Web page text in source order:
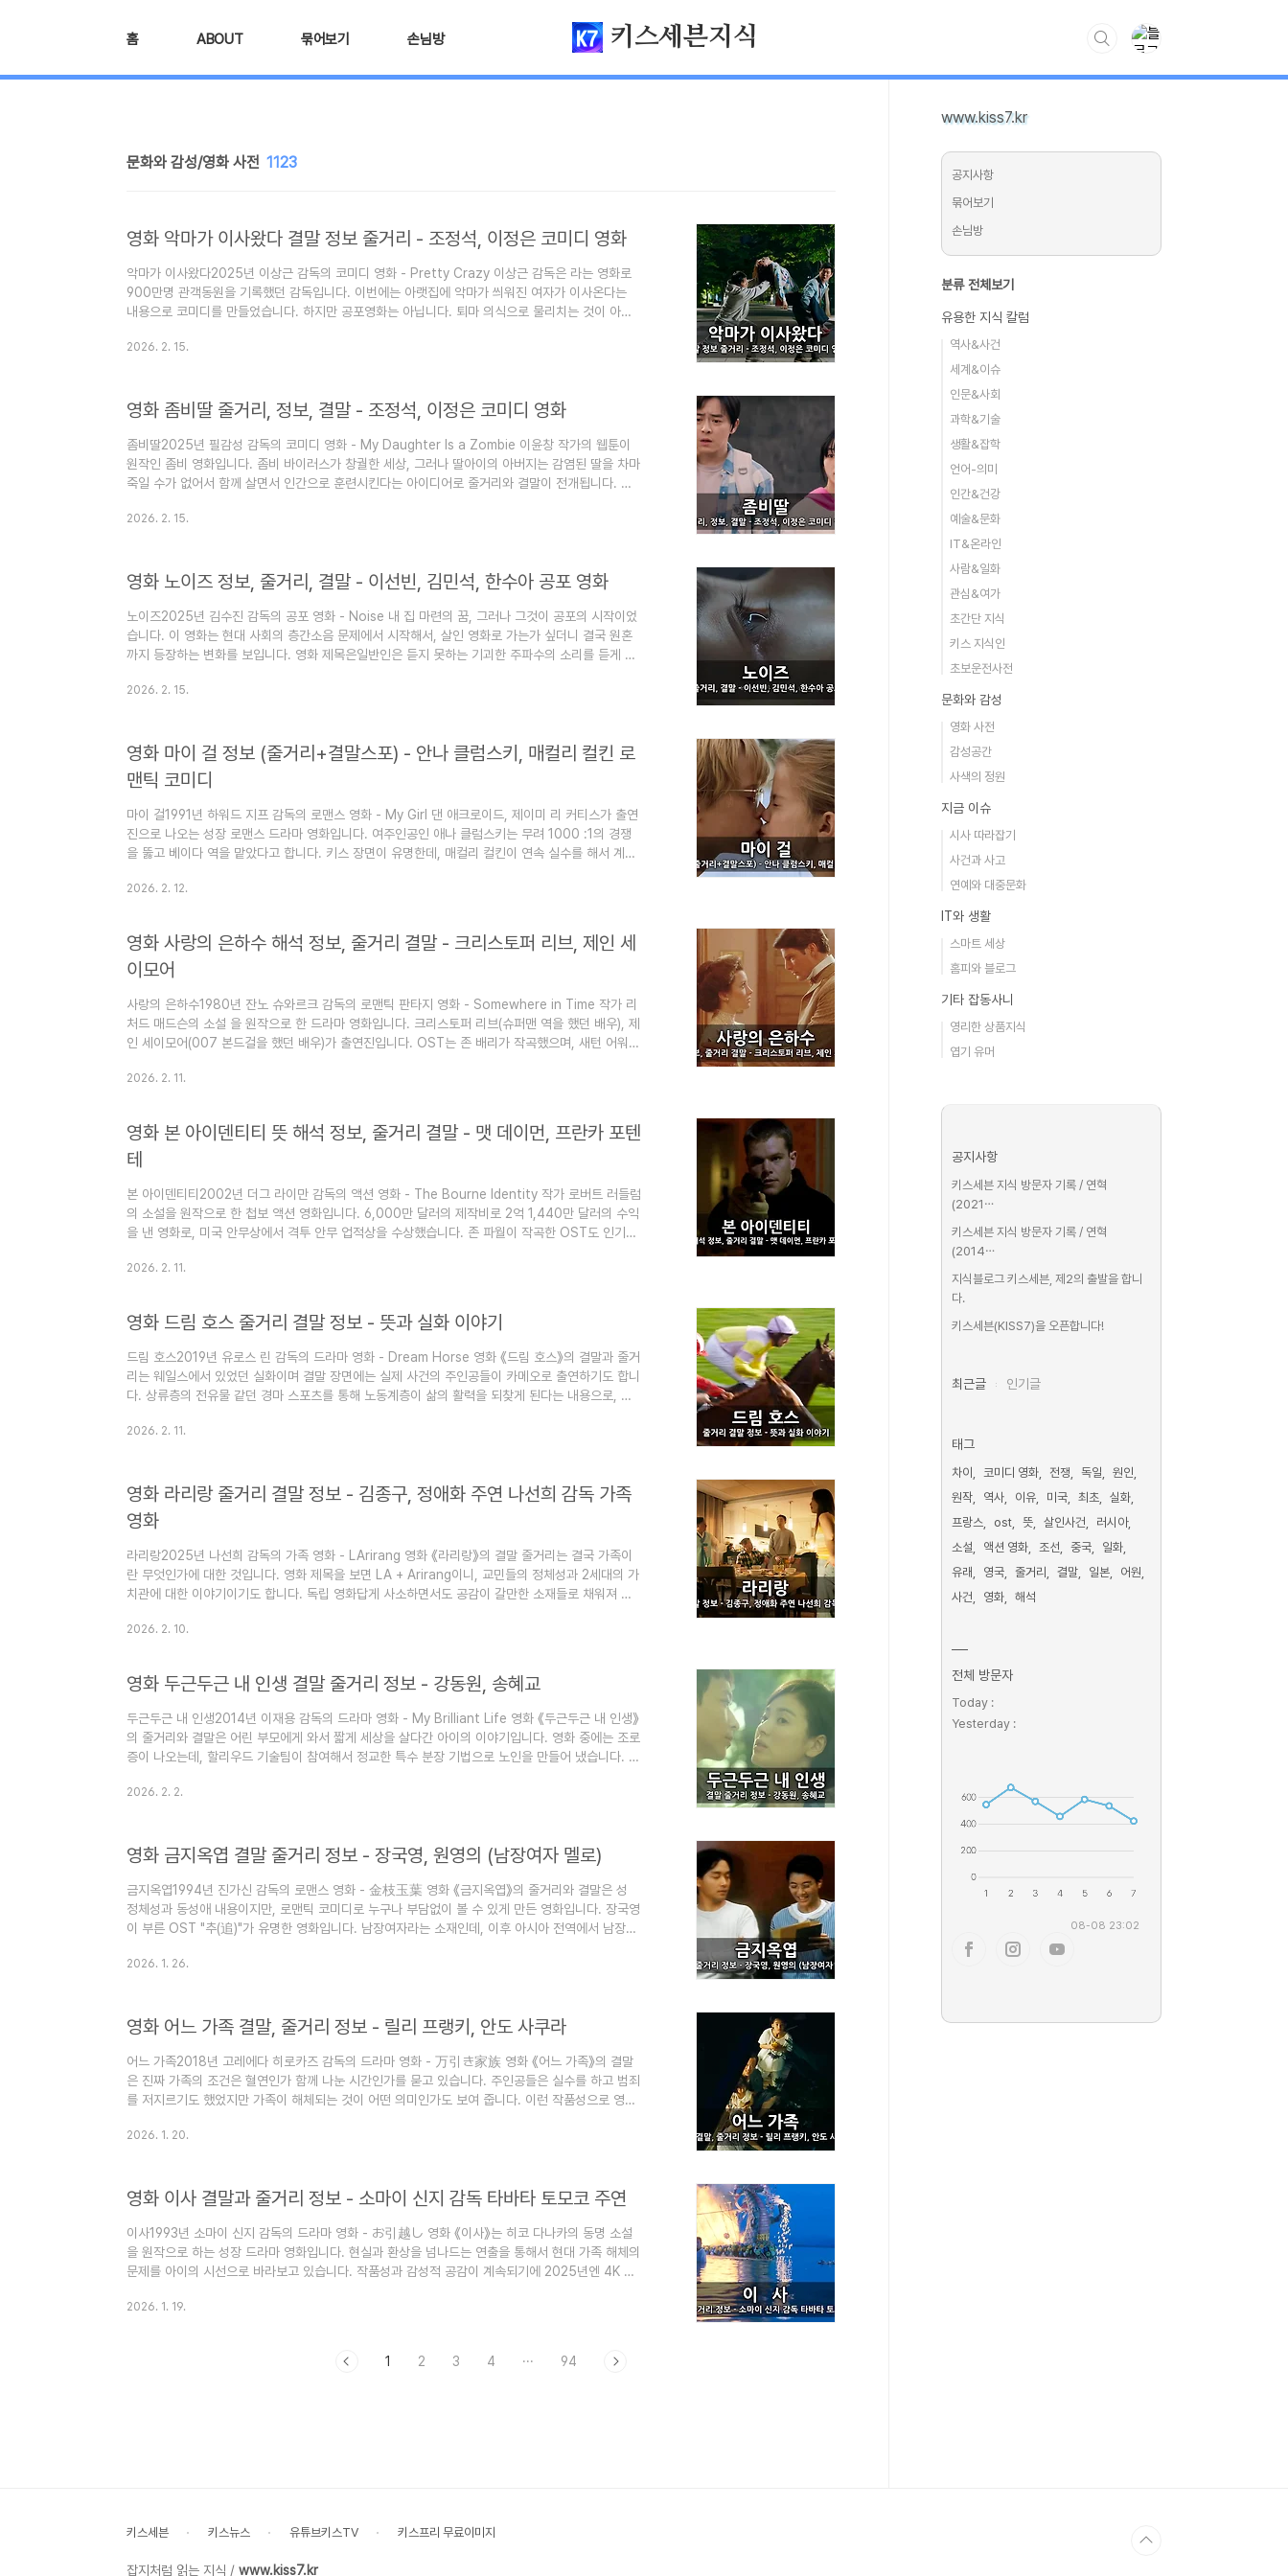
키스세븐지식
홈 ABOUT 묶어보기 손님방
문화와 감성/영화 사전 1123
영화 악마가 이사왔다 결말 정보 줄거리 - 조정석, 이정은 코미디 영화
악마가 이사왔다2025년 이상근 감독의 코미디 영화 - Pretty Crazy 이상근 감독은 라는 영화로
900만명 관객동원을 기록했던 감독입니다. 이번에는 아랫집에 악마가 씌워진 여자가 이사온다는
내용으로 코미디를 만들었습니다. 하지만 공포영화는 아닙니다. 퇴마 의식으로 물리치는 것이 아니
이 영화는 43만 명의 관객을 동원했고, 안보현은 청룡영화상 신인남우상을 타게 됩니다. (이 글은 악
이사왔다 결말 정..
2026. 2. 15.
영화 좀비딸 줄거리, 정보, 결말 - 조정석, 이정은 코미디 영화
좀비딸2025년 필감성 감독의 코미디 영화 - My Daughter Is a Zombie 이윤창 작가의 웹툰이
원작인 좀비 영화입니다. 좀비 바이러스가 창궐한 세상, 그러나 딸아이의 아버지는 감염된 딸을 차마
죽일 수가 없어서 함께 살면서 인간으로 훈련시킨다는 아이디어로 줄거리와 결말이 전개됩니다. 또
경호 출연진의 이 영화는 개봉 당시 500만 명 이상의 관객을 동원하며 큰 흥행을 기록했었습니다.
..
2026. 2. 15.
영화 노이즈 정보, 줄거리, 결말 - 이선빈, 김민석, 한수아 공포 영화
노이즈2025년 김수진 감독의 공포 영화 - Noise 내 집 마련의 꿈, 그러나 그것이 공포의 시작이었
습니다. 이 영화는 현대 사회의 층간소음 문제에서 시작해서, 살인 영화로 가는가 싶더니 결국 원혼
까지 등장하는 변화를 보입니다. 영화 제목은일반인은 듣지 못하는 기괴한 주파수의 소리를 듣게 된
170만 명의 관객동원으로 손익분기점을 뛰어넘었습니다. (이 글은 영화 노이즈 정보, 줄거리, 결말
민석..
2026. 2. 15.
영화 마이 걸 정보 (줄거리+결말스포) - 안나 클럼스키, 매컬리 컬킨 로
맨틱 코미디
마이 걸1991년 하워드 지프 감독의 로맨스 영화 - My Girl 댄 애크로이드, 제이미 리 커티스가 출연
진으로 나오는 성장 로맨스 드라마 영화입니다. 여주인공인 애나 클럼스키는 무려 1000 :1의 경쟁
을 뚫고 베이다 역을 맡았다고 합니다. 키스 장면이 유명한데, 매컬리 컬킨이 연속 실수를 해서 계속
화이며, 애나 클럼스키와 매컬리 컬킨은 MTV 무비 어워드에서 최고의 키스상을 수상을 받았다고
좋습..
2026. 2. 12.
영화 사랑의 은하수 해석 정보, 줄거리 결말 - 크리스토퍼 리브, 제인 세
이모어
사랑의 은하수1980년 잔노 슈와르크 감독의 로맨틱 판타지 영화 - Somewhere in Time 작가 리
처드 매드슨의 소설 을 원작으로 한 드라마 영화입니다. 크리스토퍼 리브(슈퍼맨 역을 했던 배우), 제
인 세이모어(007 본드걸을 했던 배우)가 출연진입니다. OST는 존 배리가 작곡했으며, 새턴 어워즈
보, 줄거리 결말에 대한 스포일러가 있습니다) 이 블로그는 "심심할 때 잡지처럼 읽는 지식"이라는
2026. 2. 11.
영화 본 아이덴티티 뜻 해석 정보, 줄거리 결말 - 맷 데이먼, 프란카 포텐
테
본 아이덴티티2002년 더그 라이만 감독의 액션 영화 - The Bourne Identity 작가 로버트 러들럼
의 소설을 원작으로 한 첩보 액션 영화입니다. 6,000만 달러의 제작비로 2억 1,440만 달러의 수익
을 낸 영화로, 미국 안무상에서 격투 안무 업적상을 수상했습니다. 존 파월이 작곡한 OST도 인기를
크리스 쿠퍼, 클라이브 오웬 등이 주요 출연진입니다. (이 글은 영화 본 아이덴티티 뜻 해석 정보, 줄
2026. 2. 11.
영화 드림 호스 줄거리 결말 정보 - 뜻과 실화 이야기
드림 호스2019년 유로스 린 감독의 드라마 영화 - Dream Horse 영화 《드림 호스》의 결말과 줄거
리는 웨일스에서 있었던 실화이며 결말 장면에는 실제 사건의 주인공들이 카메오로 출연하기도 합니
다. 상류층의 전유물 같던 경마 스포츠를 통해 노동계층이 삶의 활력을 되찾게 된다는 내용으로, 영
이 출연했고, 제목의 뜻은 말 그대로 "꿈의 말"이란 의미입니다. (이 글은 영화 드림 호스 줄거리 결
과..
2026. 2. 11.
영화 라리랑 줄거리 결말 정보 - 김종구, 정애화 주연 나선희 감독 가족
영화
라리랑2025년 나선희 감독의 가족 영화 - LArirang 영화 《라리랑》의 결말 줄거리는 결국 가족이
란 무엇인가에 대한 것입니다. 영화 제목을 보면 LA + Arirang이니, 교민들의 정체성과 2세대의 가
치관에 대한 이야기이기도 합니다. 독립 영화답게 사소하면서도 공감이 갈만한 소재들로 채워져 있
우 윤원준이 원작 시나리오를 썼습니다. (이 글은 영화 라리랑 줄거리 결말 정보에 대한 스포일러가
2026. 2. 10.
영화 두근두근 내 인생 결말 줄거리 정보 - 강동원, 송혜교
두근두근 내 인생2014년 이재용 감독의 드라마 영화 - My Brilliant Life 영화 《두근두근 내 인생》
의 줄거리와 결말은 어린 부모에게 와서 짧게 세상을 살다간 아이의 이야기입니다. 영화 중에는 조로
증이 나오는데, 할리우드 기술팀이 참여해서 정교한 특수 분장 기법으로 노인을 만들어 냈습니다. 강
162만 명의 흥행기록을 남겼습니다. (이 글은 두근두근 내 인생 결말 줄거리 정보에 대한 스포일러
2026. 2. 2.
영화 금지옥엽 결말 줄거리 정보 - 장국영, 원영의 (남장여자 멜로)
금지옥엽1994년 진가신 감독의 로맨스 영화 - 金枝玉葉 영화 《금지옥엽》의 줄거리와 결말은 성
정체성과 동성애 내용이지만, 로맨틱 코미디로 누구나 부담없이 볼 수 있게 만든 영화입니다. 장국영
이 부른 OST "추(追)"가 유명한 영화입니다. 남장여자라는 소재인데, 이후 아시아 전역에서 남장여
진이며, 홍콩금상장영화제에서 여우주연상을 받았고 최우수 작품상과 감독상 그리고 각본상 등 9개
화 선머슴 같은 평범..
2026. 1. 26.
영화 어느 가족 결말, 줄거리 정보 - 릴리 프랭키, 안도 사쿠라
어느 가족2018년 고레에다 히로카즈 감독의 드라마 영화 - 万引き家族 영화 《어느 가족》의 결말
은 진짜 가족의 조건은 혈연인가 함께 나눈 시간인가를 묻고 있습니다. 주인공들은 실수를 하고 범죄
를 저지르기도 했었지만 가족이 해체되는 것이 어떤 의미인가도 보여 줍니다. 이런 작품성으로 영화
카 마유, 죠 카이리, 사사키 미유가 출연했으며, 34억 8천만 엔의 흥행수익 기록으로 2018년 일본
해 놓으면 심심할 ..
2026. 1. 20.
영화 이사 결말과 줄거리 정보 - 소마이 신지 감독 타바타 토모코 주연
이사1993년 소마이 신지 감독의 드라마 영화 - お引越し 영화 《이사》는 히코 다나카의 동명 소설
을 원작으로 하는 성장 드라마 영화입니다. 현실과 환상을 넘나드는 연출을 통해서 현대 가족 해체의
문제를 아이의 시선으로 바라보고 있습니다. 작품성과 감성적 공감이 계속되기에 2025년엔 4K 리
으며, 소마이 신지 감독의 대표작 중 하나입니다. (이 글은 영화 이사 결말과 줄거리 정보에 대한 스
2026. 1. 19.
1 2 3 4 ··· 94
www.kiss7.kr
공지사항
묶어보기
손님방
분류 전체보기
유용한 지식 칼럼
역사&사건
세계&이슈
인문&사회
과학&기술
생활&잡학
언어-의미
인간&건강
예술&문화
IT&온라인
사람&일화
관심&여가
초간단 지식
키스 지식인
초보운전사전
문화와 감성
영화 사전
감성공간
사색의 정원
지금 이슈
시사 따라잡기
사건과 사고
연예와 대중문화
IT와 생활
스마트 세상
홈피와 블로그
기타 잡동사니
영리한 상품지식
엽기 유머
공지사항
키스세븐 지식 방문자 기록 / 연혁
(2021⋯
키스세븐 지식 방문자 기록 / 연혁
(2014⋯
지식블로그 키스세븐, 제2의 출발을 합니
다.
키스세븐(KISS7)을 오픈합니다!
최근글 인기글
태그
차이 코미디 영화 전쟁 독일
원인
원작
역사 이유 미국 최초
실화
프랑스
ost 뜻 살인사건
러시아
소설
액션 영화 조선 중국
일화
유래
영국 줄거리 결말 일본
어원
사건
영화 해석
전체 방문자
Today :
Yesterday :
08-08 23:02
키스세븐 키스뉴스 유튜브키스TV 키스프리 무료이미지
잡지처럼 읽는 지식 / www.kiss7.kr